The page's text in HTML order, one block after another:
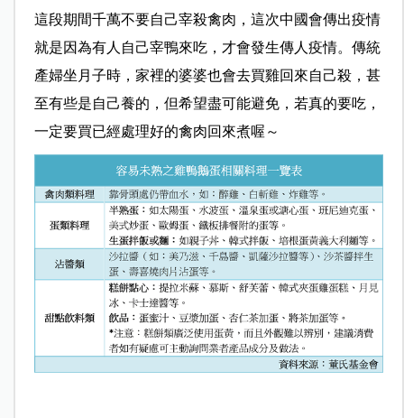
這段期間千萬不要自己宰殺禽肉，這次中國會傳出疫情
就是因為有人自己宰鴨來吃，才會發生傳人疫情。傳統
產婦坐月子時，家裡的婆婆也會去買雞回來自己殺，甚
至有些是自己養的，但希望盡可能避免，若真的要吃，
一定要買已經處理好的禽肉回來煮喔～